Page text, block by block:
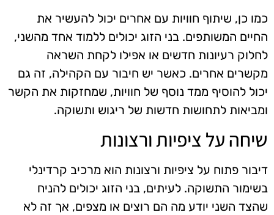
כמו כן, שיתוף חוויות עם אחרים יכול להעשיר את
החיים המשותפים. בני הזוג יכולים ללמוד אחד מהשני,
לחלוק רעיונות חדשים או אפילו לקחת השראה
מקשרים אחרים. כאשר יש חיבור עם הקהילה, זה גם
יכול להוסיף ממד נוסף של חוויות, שמחזקות את הקשר
ומביאות לתחושות חדשות של ריגוש ותשוקה.
שיחה על ציפיות ורצונות
דיבור פתוח על ציפיות ורצונות הוא מרכיב קרדינלי
בשימור התשוקה. לעיתים, בני הזוג יכולים להניח
שהצד השני יודע מה הם רוצים או מצפים, אך זה לא